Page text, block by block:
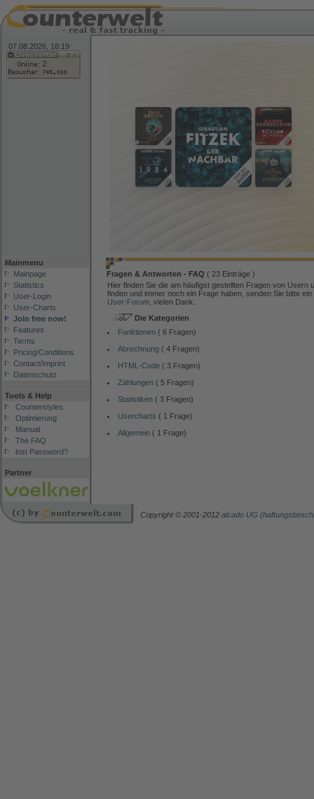
07.08.2026, 18:19
Mainmenu
Mainpage
Statistics
User-Login
User-Charts
Join free now!
Features
Terms
Pricing/Conditions
Contact/Imprint
Datenschutz
Tools & Help
Counterstyles
Optimierung
Manual
The FAQ
lost Password?
Partner
Fragen & Antworten - FAQ ( 23 Einträge )
Hier finden Sie die am häufigst gestellten Fragen von
finden und immer noch ein Frage haben, senden Sie bitte
User-Forum , vielen Dank.
Die Kategorien
Funktionen( 6 Fragen)
Abrechnung( 4 Fragen)
HTML-Code( 3 Fragen)
Zählungen( 5 Fragen)
Statistiken( 3 Fragen)
Usercharts ( 1 Frage)
Allgemein( 1 Frage)
Copyright © 2001-2012 alcado UG